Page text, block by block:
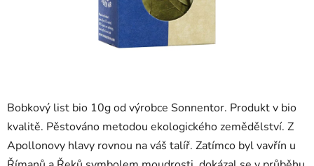
Bobkový list bio 10g od výrobce Sonnentor. Produkt v bio
kvalitě. Pěstováno metodou ekologického zemědělství. Z
Apollonovy hlavy rovnou na váš talíř. Zatímco byl vavřín u